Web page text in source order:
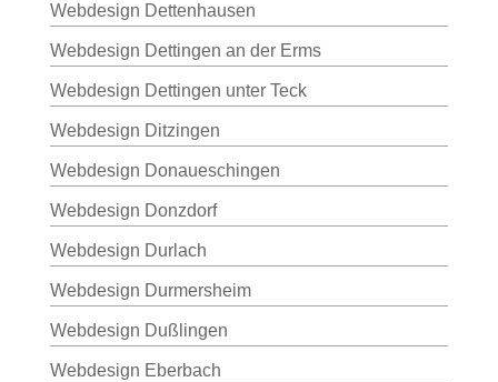
Webdesign Dettenhausen
Webdesign Dettingen an der Erms
Webdesign Dettingen unter Teck
Webdesign Ditzingen
Webdesign Donaueschingen
Webdesign Donzdorf
Webdesign Durlach
Webdesign Durmersheim
Webdesign Dußlingen
Webdesign Eberbach